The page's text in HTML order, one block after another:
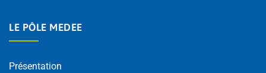
LE PÔLE MEDEE
Présentation